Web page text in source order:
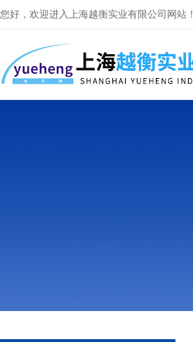
您好，欢迎进入上海越衡实业有限公司网站！